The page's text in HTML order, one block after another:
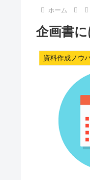
ホーム
企画書
資料作成ノウ